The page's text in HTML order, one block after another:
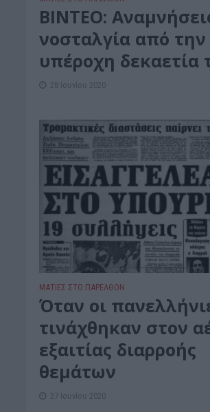
ΒΙΝΤΕΟ:
νοσταλγία από την
υπέροχη δεκαετία
28 Ιουνίου 2020
ΜΑΤΙΕΣ ΣΤΟ ΠΑΡΕΛΘΟΝ
Όταν οι
τινάχθηκαν στον
εξαιτίας διαρροής
θεμάτων
27 Ιουνίου 2020